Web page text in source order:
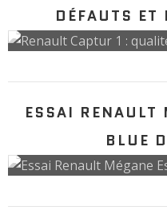
DÉFAUTS
ESSAI RENAULT
BLUE